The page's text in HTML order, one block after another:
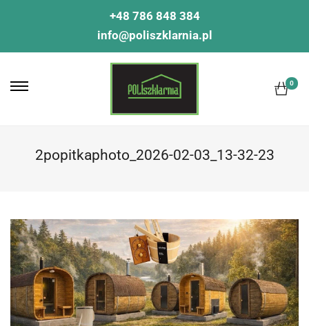
+48 786 848 384
info@poliszklarnia.pl
0
2popitkaphoto_2026-02-03_13-32-23